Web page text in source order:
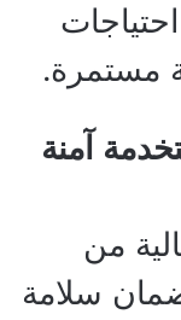
مستمرة.
آمنة
من
سلامة